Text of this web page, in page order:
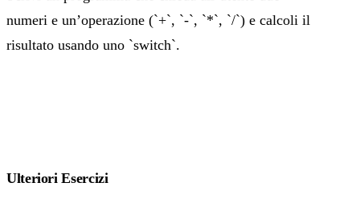
numeri e un’operazione (`+`, `-`, `*`, `/`) e calcoli il
risultato usando uno `switch`.
Ulteriori Esercizi